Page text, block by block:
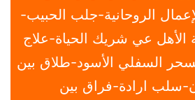
الروحانية-جلب الحبيب-
الأهل عي شريك الحياة-علاج
السفلي الأسود-طلاق بين
سلب ارادة-فراق بين